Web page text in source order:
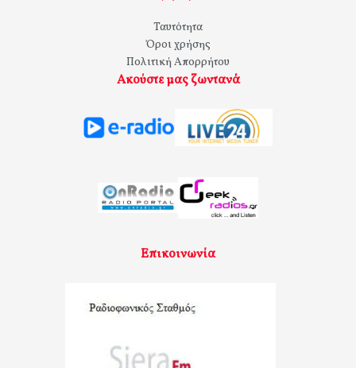
Ταυτότητα
Όροι χρήσης
Πολιτική Απορρήτου
Ακούστε μας ζωντανά
Επικοινωνία